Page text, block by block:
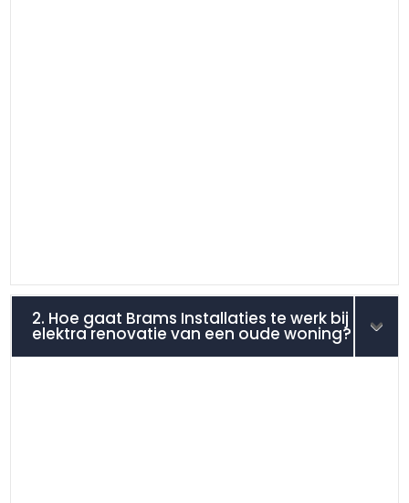
2. Hoe gaat Brams Installaties te werk bij
elektra renovatie van een oude woning?